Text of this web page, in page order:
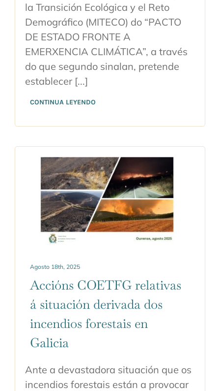
la Transición Ecológica y el Reto
Demográfico (MITECO) do “PACTO
DE ESTADO FRONTE A
EMERXENCIA CLIMÁTICA”, a través
do que segundo sinalan, pretende
establecer [...]
CONTINUA LEYENDO
Agosto 18th, 2025
Accións COETFG relativas
á situación derivada dos
incendios forestais en
Galicia
Ante a devastadora situación que os
incendios forestais están a provocar